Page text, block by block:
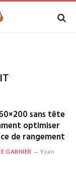
sans tête
optimiser
de rangement
GARNIER
9 juin